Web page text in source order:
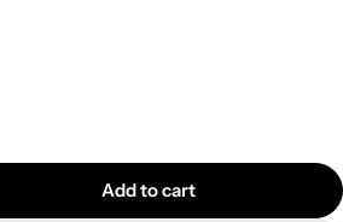
for Duedì Base metal
quantity for Duedì Base metal
Add to cart